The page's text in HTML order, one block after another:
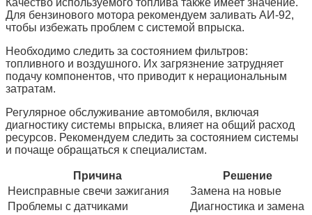
Качество используемого топлива также имеет значение.
Для бензинового мотора рекомендуем заливать АИ-92,
чтобы избежать проблем с системой впрыска.
Необходимо следить за состоянием фильтров:
топливного и воздушного. Их загрязнение затрудняет
подачу компонентов, что приводит к нерациональным
затратам.
Регулярное обслуживание автомобиля, включая
диагностику системы впрыска, влияет на общий расход
ресурсов. Рекомендуем следить за состоянием системы
и почаще обращаться к специалистам.
Причина
Решение
Неисправные свечи зажигания
Замена на новые
Проблемы с датчиками
Диагностика и замена